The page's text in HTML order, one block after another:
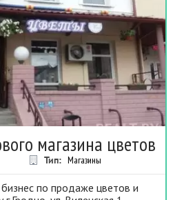
магазина цветов
Тип: Магазины
по продаже цветов и